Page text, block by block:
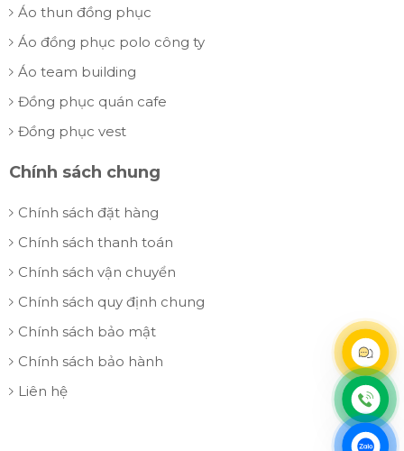
Áo thun đồng phục
Áo đồng phục polo công ty
Áo team building
Đồng phục quán cafe
Đồng phục vest
Chính sách chung
Chính sách đặt hàng
Chính sách thanh toán
Chính sách vận chuyển
Chính sách quy định chung
Chính sách bảo mật
Chính sách bảo hành
Liên hệ